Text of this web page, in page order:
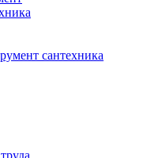
сантехника